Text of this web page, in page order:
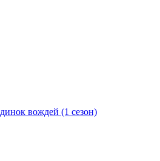
вождей (1 сезон)